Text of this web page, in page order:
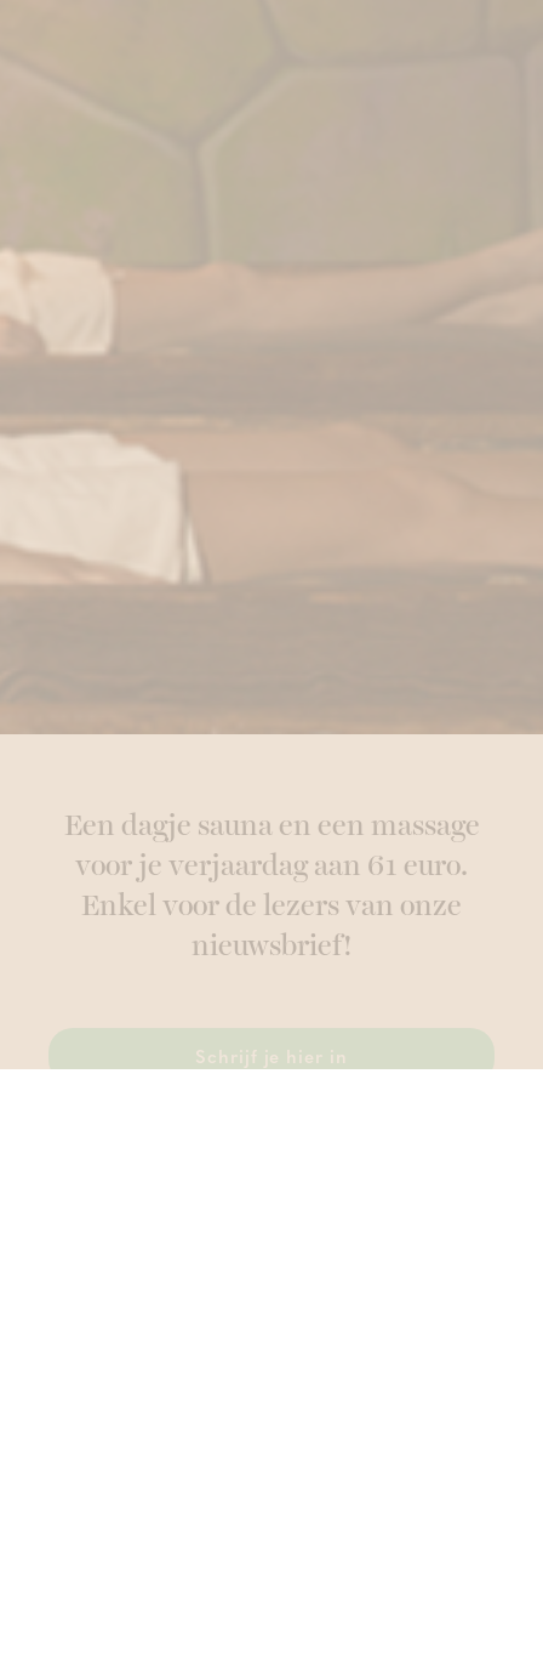
Een dagje sauna en een massage
voor je verjaardag aan 61 euro.
Enkel voor de lezers van onze
nieuwsbrief!
Schrijf je hier in